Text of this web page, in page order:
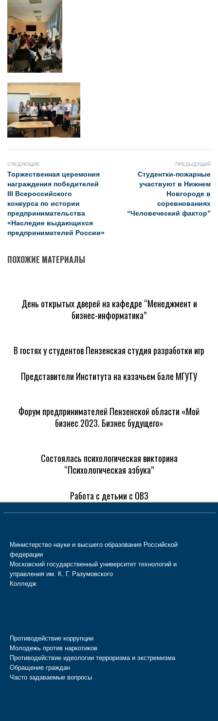
СЛЕДУЮЩИЕ
Торжественная церемония
награждения победителей
III Всероссийского
конкурса по истории
предпринимательства
«Наследие выдающихся
предпринимателей России»
ПРЕДЫДУЩИЙ
Студентки-пожарные
участвуют в Нижнем
Новгороде в
соревнованиях
“Человеческий фактор”
ПОХОЖИЕ МАТЕРИАЛЫ
День открытых дверей на кафедре “Менеджмент и
бизнес-информатика”
В гостях у студентов Пензенская студия разработки игр
Представители Института на казачьем бале МГУТУ
Форум предпринимателей Пензенской области «Мой
бизнес 2023. Бизнес будущего»
Состоялась психологическая викторина
“Психологическая азбука”
Работа с детьми с ОВЗ
Министерство науки и высшего образования Российской
федерации
Московский государственный университет технологий и
управления им. К. Г. Разумовского
Колледж
Противодействие коррупции
Молодежь против наркотиков
Противодействие идеологии терроризма и экстремизма
Обращение граждан
Часто задаваемые вопросы